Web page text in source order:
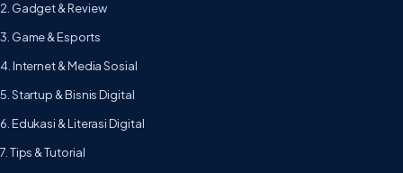
2. Gadget & Review
3. Game & Esports
4. Internet & Media Sosial
5. Startup & Bisnis Digital
6. Edukasi & Literasi Digital
7. Tips & Tutorial